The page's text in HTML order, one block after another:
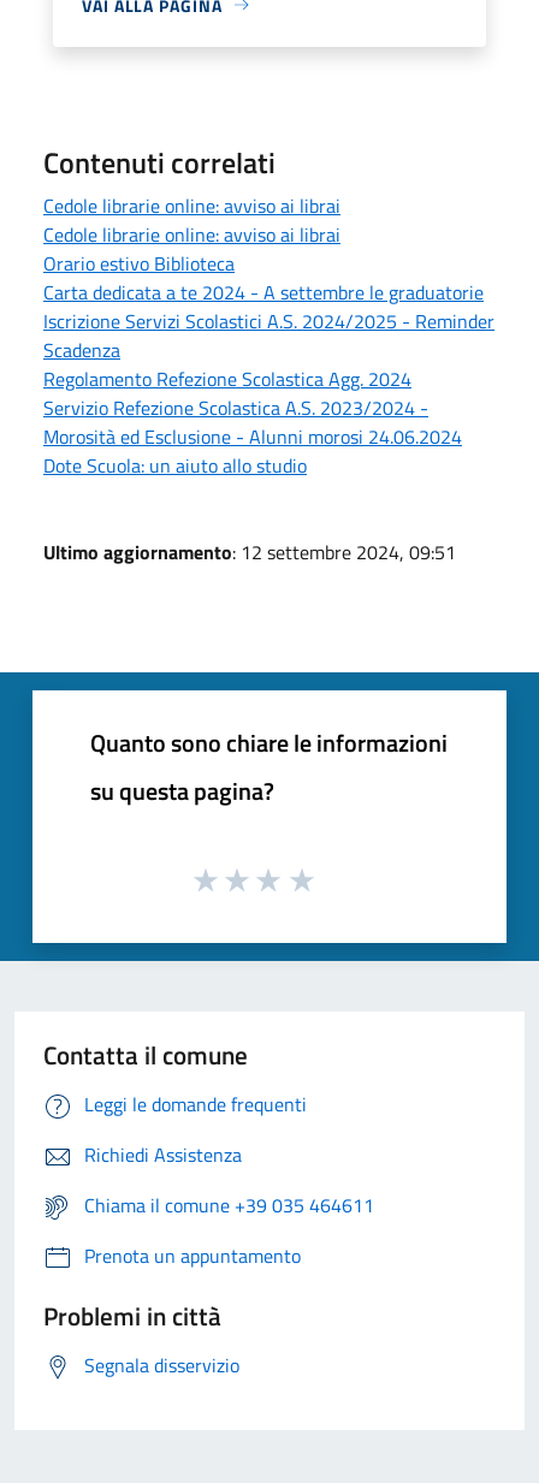
Contenuti correlati
Cedole librarie online: avviso ai librai
Cedole librarie online: avviso ai librai
Orario estivo Biblioteca
Carta dedicata a te 2024 - A settembre le graduatorie
Iscrizione Servizi Scolastici A.S. 2024/2025 - Reminder
Scadenza
Regolamento Refezione Scolastica Agg. 2024
Servizio Refezione Scolastica A.S. 2023/2024 -
Morosità ed Esclusione - Alunni morosi 24.06.2024
Dote Scuola: un aiuto allo studio
Ultimo aggiornamento: 12 settembre 2024, 09:51
Quanto sono chiare le informazioni
su questa pagina?
Contatta il comune
Leggi le domande frequenti
Richiedi Assistenza
Chiama il comune +39 035 464611
Prenota un appuntamento
Problemi in città
Segnala disservizio